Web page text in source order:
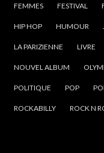
FEMMES FESTIVAL
HIP HOP HUMOUR
LA PARIZIENNE LIVRE
NOUVEL ALBUM
POLITIQUE POP
ROCKABILLY ROCK N